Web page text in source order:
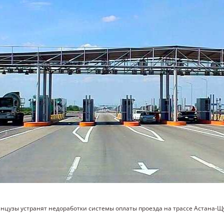
устранят недоработки системы оплаты проезда на трассе Астана-